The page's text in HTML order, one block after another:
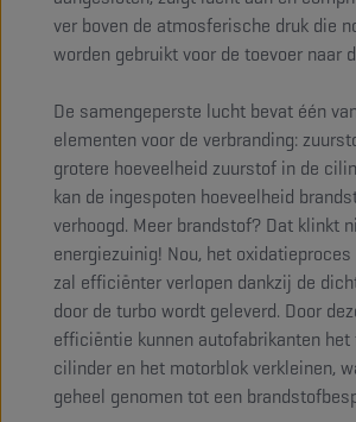
ver boven de atmosferische druk die
worden gebruikt voor de toevoer naar
De samengeperste lucht bevat één
elementen voor de verbranding:
grotere hoeveelheid zuurstof in de
kan de ingespoten hoeveelheid
verhoogd. Meer brandstof? Dat klinkt
energiezuinig! Nou, het
zal efficiënter verlopen dankzij de
door de turbo wordt geleverd. Door
efficiëntie kunnen autofabrikanten het
cilinder en het motorblok verkleinen,
geheel genomen tot een